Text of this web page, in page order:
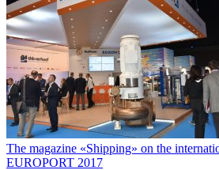
The magazine «Shipping» on the
EUROPORT 2017